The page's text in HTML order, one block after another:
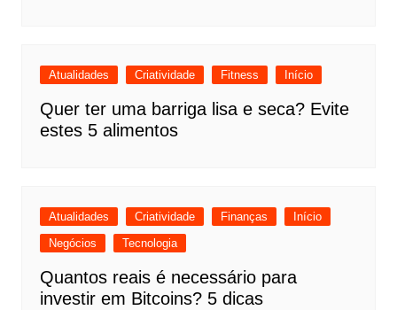
Atualidades Criatividade Fitness Início
Quer ter uma barriga lisa e seca? Evite
estes 5 alimentos
Atualidades Criatividade Finanças
Início
Negócios
Tecnologia
Quantos reais é necessário para
investir em Bitcoins? 5 dicas